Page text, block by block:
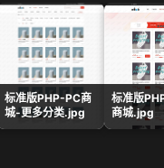
标准版PHP-PC商
城-更多分类.jpg
标准版
商城.jpg